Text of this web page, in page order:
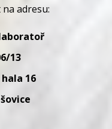
adresu:
13
16